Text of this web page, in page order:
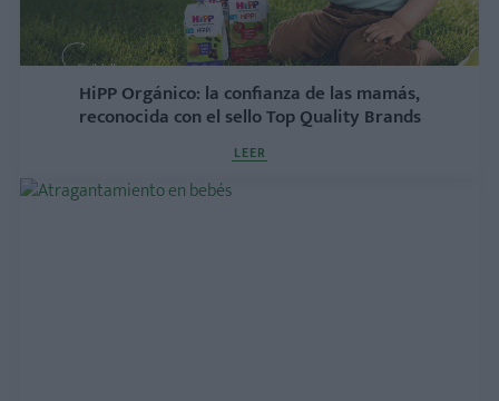
HiPP Orgánico: la confianza de las mamás,
reconocida con el sello Top Quality Brands
LEER